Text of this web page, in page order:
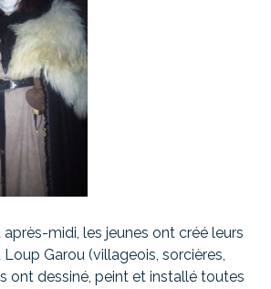
midi, les jeunes ont créé leurs
Garou (villageois, sorcières,
ont dessiné, peint et installé toutes